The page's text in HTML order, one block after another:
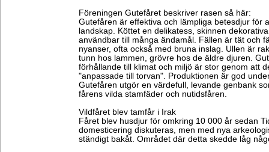
Föreningen Gutefåret beskriver rasen så här:
Gutefåren är effektiva och lämpliga betesdjur för
landskap. Köttet en delikatess, skinnen
användbar till många ändamål. Fällen är tät och
nyanser, ofta också med bruna inslag. Ullen är
tunn hos lammen, grövre hos de äldre djuren.
förhållande till klimat och miljö är stor genom att
"anpassade till torvan". Produktionen är god
Gutefåren utgör en värdefull, levande genbank
fårens vilda stamfäder och nutidsfåren.
Vildfåret blev tamfår i Irak
Fåret blev husdjur för omkring 10 000 år sedan
domesticering diskuteras, men med nya
ständigt bakåt. Området där detta skedde låg